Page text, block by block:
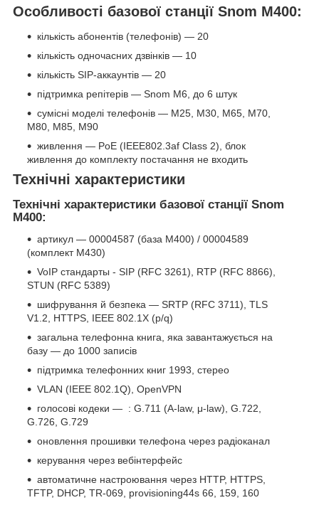
Особливості базової станції Snom M400:
кількість абонентів (телефонів) — 20
кількість одночасних дзвінків — 10
кількість SIP-аккаунтів — 20
підтримка репітерів — Snom M6, до 6 штук
сумісні моделі телефонів — M25, M30, M65, M70,
M80, M85, M90
живлення — PoE (IEEE802.3af Class 2), блок
живлення до комплекту постачання не входить
Технічні характеристики
Технічні характеристики базової станції Snom
M400:
артикул — 00004587 (база M400) / 00004589
(комплект M430)
VoIP стандарты - SIP (RFC 3261), RTP (RFC 8866),
STUN (RFC 5389)
шифрування й безпека — SRTP (RFC 3711), TLS
V1.2, HTTPS, IEEE 802.1X (p/q)
загальна телефонна книга, яка завантажується на
базу — до 1000 записів
підтримка телефонних книг 1993, стерео
VLAN (IEEE 802.1Q), OpenVPN
голосові кодеки — : G.711 (A-law, μ-law), G.722,
G.726, G.729
оновлення прошивки телефона через радіоканал
керування через вебінтерфейс
автоматичне настроювання через HTTP, HTTPS,
TFTP, DHCP, TR-069, provisioning44s 66, 159, 160